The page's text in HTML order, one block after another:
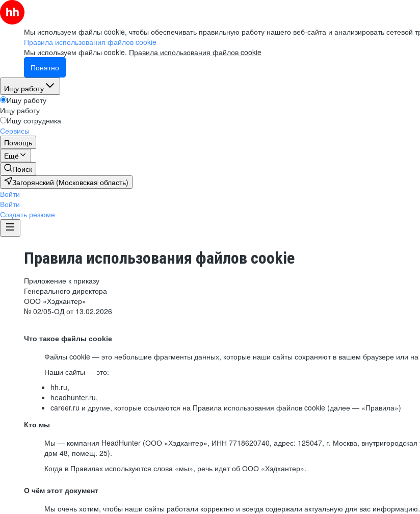
Мы используем файлы cookie, чтобы обеспечивать правильную работу нашего веб-сайта и анализировать сетевой
Правила использования файлов cookie
Мы используем файлы cookie. Правила использования файлов cookie
Понятно
Ищу работу
Ищу работу
Ищу работу
Ищу сотрудника
Сервисы
Помощь
Ещё
Поиск
Загорянский (Московская область)
Войти
Войти
Создать резюме
Правила использования файлов cookie
Приложение к приказу
Генерального директора
ООО «Хэдхантер»
№ 02/05-ОД от 13.02.2026
Что такое файлы cookie
Файлы cookie — это небольшие фрагменты данных, которые наши сайты сохраняют в вашем браузере или на
Наши сайты — это:
hh.ru,
headhunter.ru,
career.ru и другие, которые ссылаются на Правила использования файлов cookie (далее — «Правила»)
Кто мы
Мы — компания HeadHunter (ООО «Хэдхантер», ИНН 7718620740, адрес: 125047, г. Москва, внутригородская
дом 48, помещ. 25).
Когда в Правилах используются слова «мы», речь идет об ООО «Хэдхантер».
О чём этот документ
Мы очень хотим, чтобы наши сайты работали корректно и всегда содержали актуальную для вас информацию.